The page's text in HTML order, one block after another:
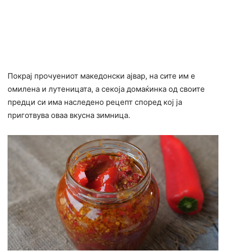
Покрај прочуениот македонски ајвар, на сите им е
омилена и лутеницата, а секоја домаќинка од своите
предци си има наследено рецепт според кој ја
приготвува оваа вкусна зимница.